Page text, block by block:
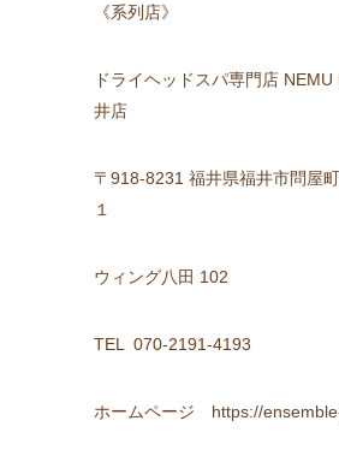
《系列店》
ドライヘッドスパ専門店
井店
〒918-8231 福井県福井市問屋
１
ウィング八田 102
TEL 070-2191-4193
ホームページ https://